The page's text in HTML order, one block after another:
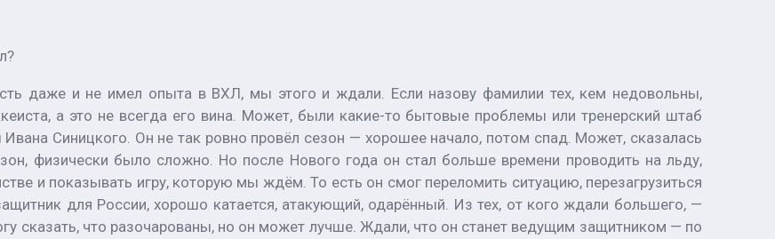
даже и не имел опыта в ВХЛ, мы этого и ждали. Если назову фамилии тех, кем недовольны,
а это не всегда его вина. Может, были какие-то бытовые проблемы или тренерский штаб
Синицкого. Он не так ровно провёл сезон — хорошее начало, потом спад. Может, сказалась
физически было сложно. Но после Нового года он стал больше времени проводить на льду,
и показывать игру, которую мы ждём. То есть он смог переломить ситуацию, перезагрузиться
для России, хорошо катается, атакующий, одарённый. Из тех, от кого ждали большего, —
сказать, что разочарованы, но он может лучше. Ждали, что он станет ведущим защитником — по